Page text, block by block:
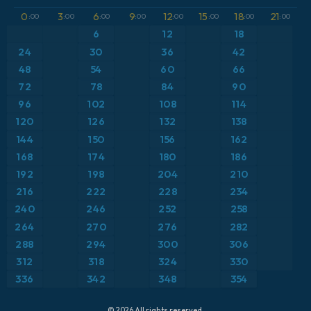
ICON Alemania 2 km
Caribe
Escandinavia
Estados Unidos
Europa
Francia
Grecia
Anomalía de temperatura a 2 m
Anomalía de temperatura a 850 hPa
Precipitación, nubes y presión
Presión
Temperatura a 2 m
Temperatura a 500 hPa
Temperatura a 850 hPa
0 :00 3:00 6:00 9:00 12:00 15 :00 18:00 21:00
6 12 18
24 30 36
42
48
54 60 66
72 78 84 90
96 102 108 114
120 126 132
138
144
150 156
162
168
174 180
186
192
198 204 210
216 222 228 234
240 246 252
258
264
270 276
282
288
294 300
306
312
318 324 330
336 342 348 354